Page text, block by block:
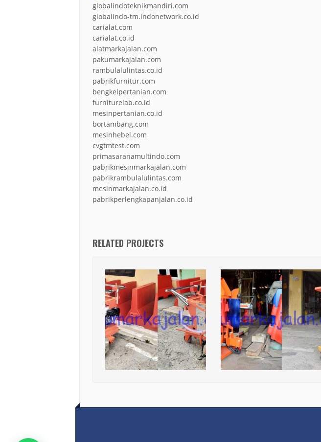
globalindoteknikmandiri.com
globalindo-tm.indonetwork.co.id
carialat.com
carialat.co.id
alatmarkajalan.com
pakumarkajalan.com
rambulalulintas.co.id
pabrikfurnitur.com
bengkelpertanian.com
furniturelab.co.id
mesinpertanian.co.id
bortambang.com
mesinhebel.com
cvgtmtest.com
primasaranamultindo.com
pabrikmesinmarkajalan.com
pabrikrambulalulintas.com
mesinmarkajalan.co.id
pabrikperlengkapanjalan.co.id
RELATED PROJECTS